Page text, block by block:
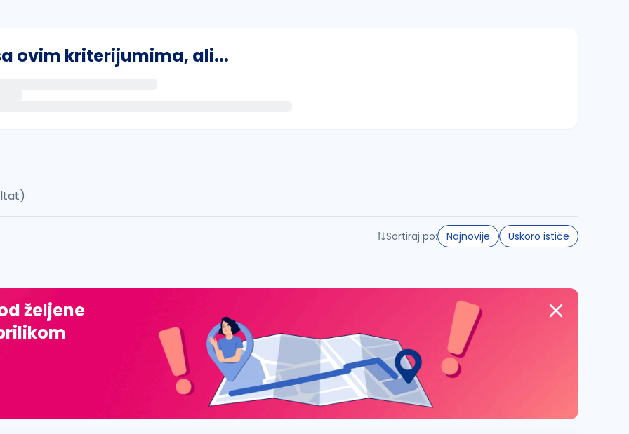
ovim kriterijumima, ali...
đ, ž, dž)
Sortiraj po: Najnovije Uskoro ističe
željene